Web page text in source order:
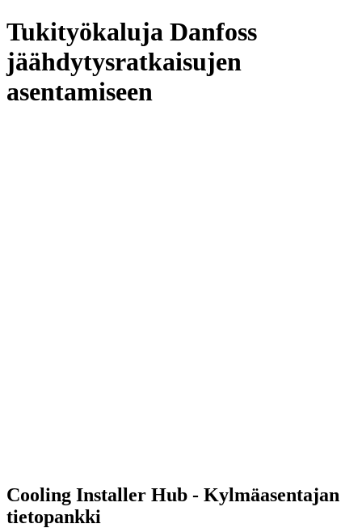
Tukityökaluja Danfoss
jäähdytysratkaisujen
asentamiseen
Cooling Installer Hub - Kylmäasentajan
tietopankki